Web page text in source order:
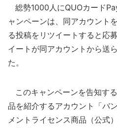
総勢1000人にQUOカード
ャンペーンは、同アカウント
る投稿をリツイートすると応
イートが同アカウントから送
た。
このキャンペーンを告知す
品を紹介するアカウント「バ
メントライセンス商品（公式